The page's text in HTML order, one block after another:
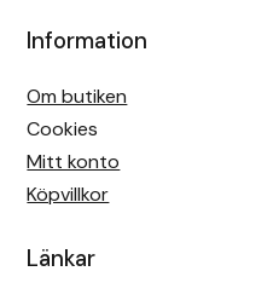
Information
Om butiken
Cookies
Mitt konto
Köpvillkor
Länkar